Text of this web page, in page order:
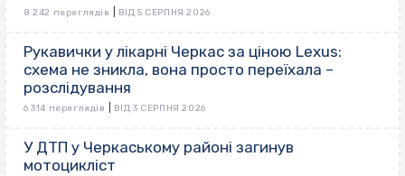
8 242 переглядів ВІД 5 СЕРПНЯ 2026
Рукавички у лікарні Черкас за ціною Lexus:
схема не зникла, вона просто переїхала –
розслідування
6 314 переглядів ВІД 3 СЕРПНЯ 2026
У ДТП у Черкаському районі загинув
мотоцикліст